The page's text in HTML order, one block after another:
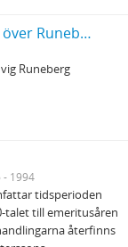
Ulla Silfvenius, kortkatalog över Runebergslitteratur
Runeberg
- 1994
tidsperioden
talet till emeritusåren
återfinns